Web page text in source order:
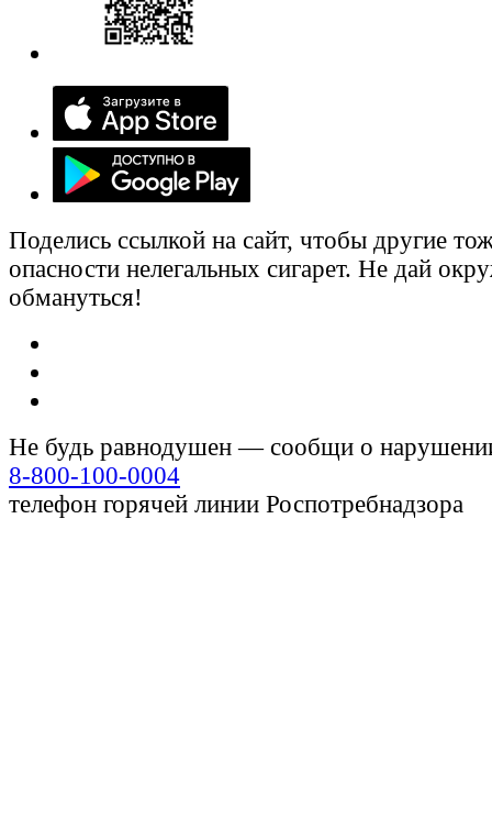
Поделись ссылкой на сайт, чтобы другие
опасности нелегальных сигарет. Не дай
обмануться!
Не будь равнодушен — сообщи о
8-800-100-0004
телефон горячей линии Роспотребнадзора